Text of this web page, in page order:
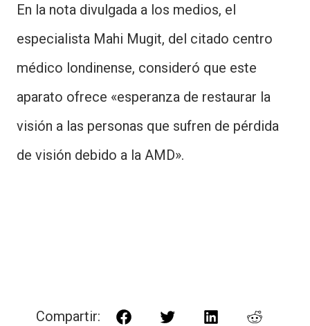
En la nota divulgada a los medios, el
especialista Mahi Mugit, del citado centro
médico londinense, consideró que este
aparato ofrece «esperanza de restaurar la
visión a las personas que sufren de pérdida
de visión debido a la AMD».
Compartir: FacebookTwitterLinkedInReddit